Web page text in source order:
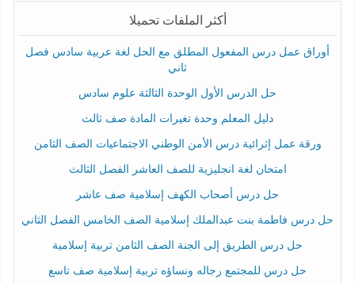
أكثر الملفات تحميلا
أوراق عمل درس المفعول المطلق مع الحل لغة عربية سادس فصل
ثاني
حل الدرس الأول الوحدة الثالثة علوم سادس
دليل المعلم وحدة تغيرات المادة صف ثالث
ورقة عمل إثرائية درس الأمن الوطني الاجتماعيات الصف الثامن
امتحان لغة انجليزية للصف العاشر الفصل الثالث
حل درس أصحاب الكهف إسلامية صف عاشر
حل درس فاطمة بنت عبدالملك إسلامية الصف الخامس الفصل الثاني
حل درس الطريق إلى الجنة الصف الثامن تربية إسلامية
حل درس للمجتمع رجاله ونساؤه تربية إسلامية صف تاسع